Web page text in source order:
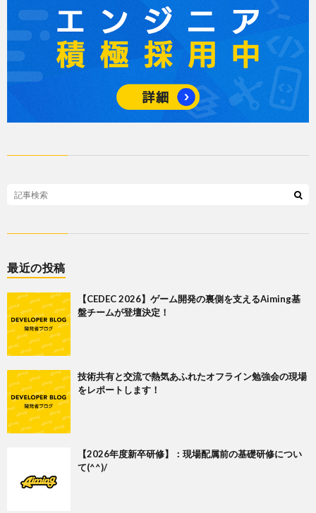
最近の投稿
【CEDEC 2026】ゲーム開発の裏側を支えるAiming基
盤チームが登壇決定！
技術共有と交流で熱気あふれたオフライン勉強会の現場
をレポートします！
【2026年度新卒研修】：現場配属前の基礎研修につい
て(^^)/